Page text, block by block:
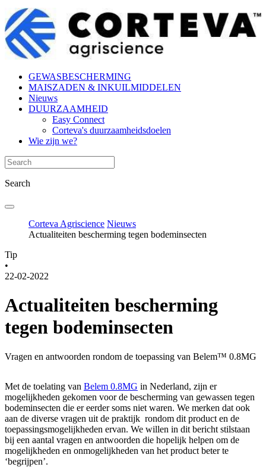
GEWASBESCHERMING
MAISZADEN & INKUILMIDDELEN
Nieuws
DUURZAAMHEID
Easy Connect
Corteva's duurzaamheidsdoelen
Wie zijn we?
Search
Corteva Agriscience Nieuws
Actualiteiten bescherming tegen bodeminsecten
Tip
•
22-02-2022
Actualiteiten bescherming
tegen bodeminsecten
Vragen en antwoorden rondom de toepassing van Belem™ 0.8MG
Met de toelating van Belem 0.8MG in Nederland, zijn er
mogelijkheden gekomen voor de bescherming van gewassen tegen
bodeminsecten die er eerder soms niet waren. We merken dat ook
aan de diverse vragen uit de praktijk rondom dit product en de
toepassingsmogelijkheden ervan. We willen in dit bericht stilstaan
bij een aantal vragen en antwoorden die hopelijk helpen om de
mogelijkheden en onmogelijkheden van het product beter te
‘begrijpen’.